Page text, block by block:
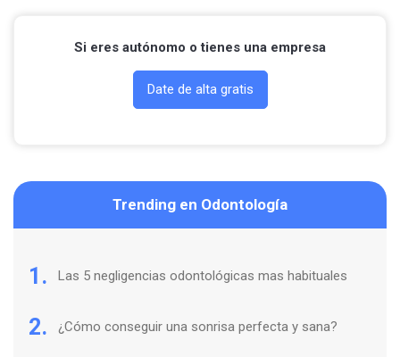
Si eres autónomo o tienes una empresa
Date de alta gratis
Trending en Odontología
1. Las 5 negligencias odontológicas mas habituales
2. ¿Cómo conseguir una sonrisa perfecta y sana?